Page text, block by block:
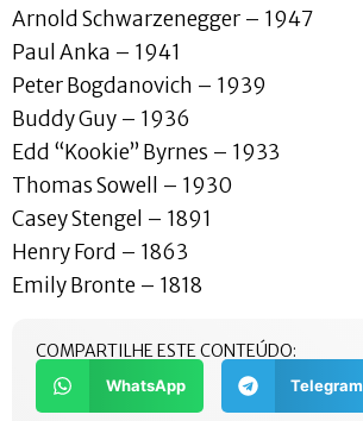
Arnold Schwarzenegger – 1947
Paul Anka – 1941
Peter Bogdanovich – 1939
Buddy Guy – 1936
Edd “Kookie” Byrnes – 1933
Thomas Sowell – 1930
Casey Stengel – 1891
Henry Ford – 1863
Emily Bronte – 1818
COMPARTILHE ESTE CONTEÚDO:
WhatsApp Telegram